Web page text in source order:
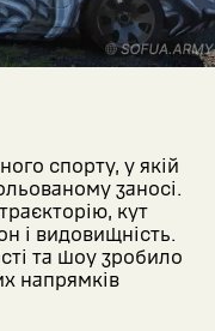
спорту, у якій
заносі.
кут
і видовищність.
та шоу зробило
напрямків